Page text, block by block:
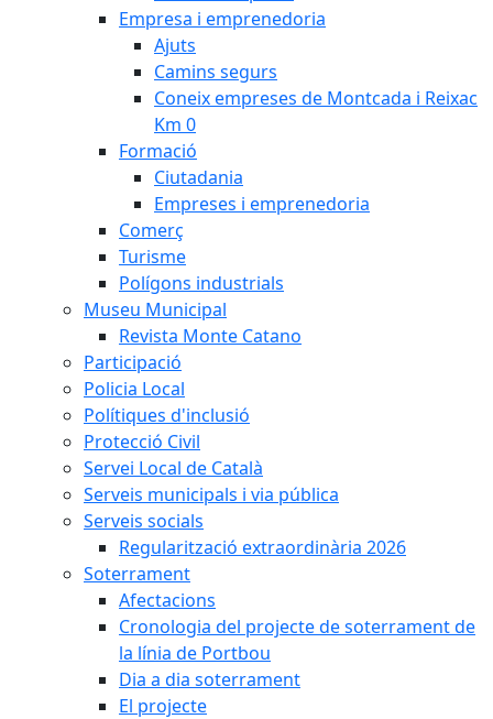
Empresa i emprenedoria
Ajuts
Camins segurs
Coneix empreses de Montcada i Reixac
Km 0
Formació
Ciutadania
Empreses i emprenedoria
Comerç
Turisme
Polígons industrials
Museu Municipal
Revista Monte Catano
Participació
Policia Local
Polítiques d'inclusió
Protecció Civil
Servei Local de Català
Serveis municipals i via pública
Serveis socials
Regularització extraordinària 2026
Soterrament
Afectacions
Cronologia del projecte de soterrament de
la línia de Portbou
Dia a dia soterrament
El projecte